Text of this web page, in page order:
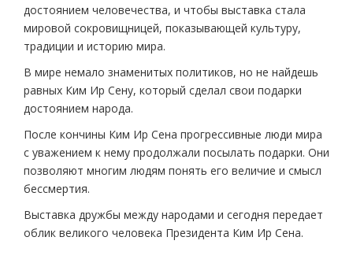
достоянием человечества, и чтобы выставка стала
мировой сокровищницей, показывающей культуру,
традиции и историю мира.
В мире немало знаменитых политиков, но не найдешь
равных Ким Ир Сену, который сделал свои подарки
достоянием народа.
После кончины Ким Ир Сена прогрессивные люди мира
с уважением к нему продолжали посылать подарки. Они
позволяют многим людям понять его величие и смысл
бессмертия.
Выставка дружбы между народами и сегодня передает
облик великого человека Президента Ким Ир Сена.